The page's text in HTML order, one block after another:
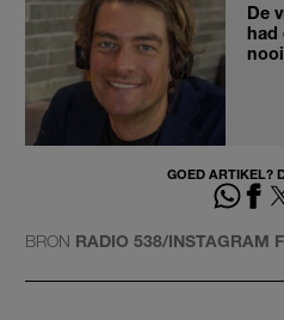
De
had
GOED ARTIKEL?
BRON RADIO 538/INSTAGRAM